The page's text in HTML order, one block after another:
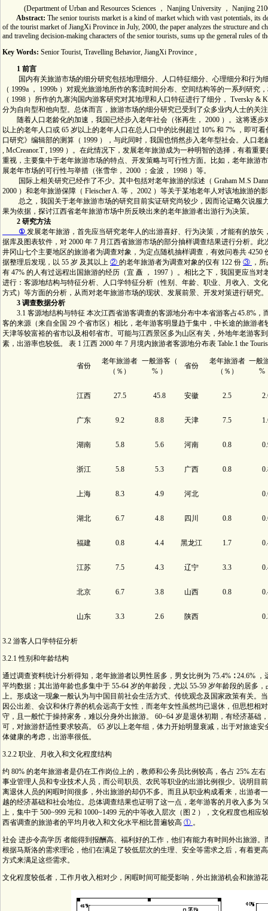
(Department of Urban and Resources Sciences ， Nanjing University ， Nanjing
Abstract: The senior tourists market is a kind of market which with vast potentials, its
of the tourist market of JiangXi Province in July, 2000, the paper analyzes the structure and
and traveling decision-making characters of the senior tourists, sums up the general rules of
Key Words: Senior Tourist, Travelling Behavior, JiangXi Province ,
1 前言
国内有关旅游市场的细分研究包括地理细分、人口特征细分、心理细分和行为
（ 1999a ， 1999b ）对观光旅游地所作的客流时间分布、空间结构等的一系列研
（ 1998 ）所作的九寨沟国内游客研究对其地理和人口特征进行了细分， Tversky &
分为自向型和他向型。总体而言，旅游市场的细分研究已受到了众多业内人士的关
随着人口老龄化的加速，我国已经步入老年社会（张再生， 2000 ）。这将逐步
以上的老年人口或 65 岁以上的老年人口在总人口中的比例超过 10% 和 7% ，即可
口研究》编辑部的测算（ 1999 ），与此同时，我国也悄然步入老年型社会。人口
, McCreanor.T , 1999 ）。在此情况下，发展老年旅游成为一种明智的选择，有着重
重视，主要集中于老年旅游市场的特点、开发策略与可行性方面。比如，老年旅游
展老年市场的可行性与举措（张雪华， 2000 ；金波， 1998 ）等。
国际上相关研究已经作了不少。其中包括对老年旅游的综述（ Graham M.S Dann
2000 ）和老年旅游保障（ Fleischer A. 等， 2002 ）等关于某地老年人对该地旅游的
总之，我国关于老年旅游市场的研究目前实证研究尚较少，因而论证略欠说服
果为依据，探讨江西省老年旅游市场中所反映出来的老年旅游者出游行为决策。
2 研究方法
① 发展老年旅游，首先应当研究老年人的出游喜好、行为决策，才能有的放矢
据库及图表软件，对 2000 年 7 月江西省旅游市场的部分抽样调查结果进行分析。
井冈山七个主要地区的旅游者为调查对象，为定点随机抽样调查，有效问卷共
据整理后发现，以 55 岁 及其以上 ② 的老年旅游者为调查对象的仅有 122 份 ③ ，
有 47% 的人有过远程出国旅游的经历（宜 矗 ， 1997 ）。相比之下，我国更应当
进行：客源地结构与特征分析、人口学特征分析（性别、年龄、职业、月收入、文
方式）等方面的分析，从而对老年旅游市场的现状、发展前景、开发对策进行研究。
3 调查数据分析
3.1 客源地结构与特征 本次江西省游客调查的客源地分布中本省游客占45.8%，
客的来源（来自全国 29 个省市区）相比，老年游客明显趋于集中，中长途的旅游
天津等较富裕的省市以及相邻省市。可能与江西景区多为山区有关，外地年老游客
素，出游率也较低。 表 1 江西 2000 年 7 月境内旅游者客源地分布表 Table.1 the
省份
老年旅游者
（％）
一般游客（
% ）
省份
老年旅游者
（％）
一般
%
江西 27.5 45.8 安徽 2.5
广东 9.2 8.8 天津 7.5
湖南 5.8 5.6 河南 0.8
浙江 5.8 5.3 广西 0.8
上海 8.3 4.9 河北
湖北 6.7 4.8 四川 0.8
福建 0.8 4.4 黑龙江 1.7
江苏 7.5 4.3 辽宁 3.3
北京 6.7 3.8 山西 0.8
山东 3.3 2.6 陕西
3.2 游客人口学特征分析
3.2.1 性别和年龄结构
通过调查资料统计分析得知，老年旅游者以男性居多，男女比例为 75.4% ∶ 24.6% ，
平均数据；其出游年龄也多集中于 55-64 岁的年龄段，尤以 55-59 岁年龄段的居多，
上。形成这一现象一般认为与中国目前社会生活方式、传统观念及国家政策有关。
因公出差、会议和休疗养的机会远高于女性，而老年女性虽然均已退休，但思想相
守，且一般忙于操持家务，难以分身外出旅游。 60~64 岁是退休初期，有经济基础
可，对旅游舒适性要求较高。 65 岁以上老年组，体力开始明显衰减，出于对旅途安
体健康的考虑，出游率很低。
3.2.2 职业、月收入和文化程度结构
约 80% 的老年旅游者是仍在工作岗位上的，教师和公务员比例较高，各占 25% 左右
事业管理人员和专业技术人员，而公司职员、农民等职业的出游比例很少。说明目
离退休人员的闲暇时间很多，外出旅游的却仍不多。而且从职业构成看来，出游者
越的经济基础和社会地位。总体调查结果也证明了这一点，老年游客的月收入多为
上，集中于 500~999 元和 1000~1499 元的中等收入层次（图 2 ），文化程度也相
西省调查的旅游者的平均月收入和文化水平相比普遍较高 ① 。
社会 进步令高学历 者能得到报酬高、福利好的工作，他们有能力有时间外出旅游
根据马斯洛的需求理论，他们在满足了较低层次的生理、安全等需求之后，有着更
方式来满足这些需求。
文化程度较低者，工作月收入相对少，闲暇时间可能受影响，外出旅游机会和旅游